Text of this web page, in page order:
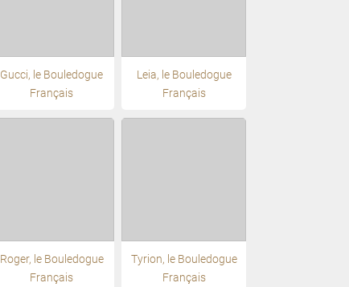
Gucci, le Bouledogue
Français
Leia, le Bouledogue
Français
Roger, le Bouledogue
Français
Tyrion, le Bouledogue
Français